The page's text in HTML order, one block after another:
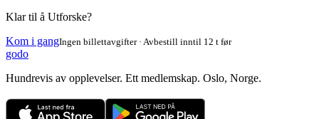
Klar til å Utforske?
Kom i gangIngen billettavgifter · Avbestill inntil 12 t før
godo
Hundrevis av opplevelser. Ett medlemskap. Oslo, Norge.